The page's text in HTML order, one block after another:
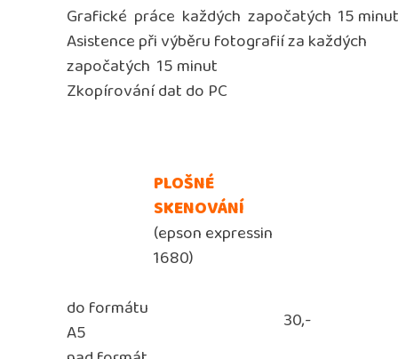
Grafické práce každých započatých 15 minut
Asistence při výběru fotografií za každých
započatých 15 minut
Zkopírování dat do PC
PLOŠNÉ
SKENOVÁNÍ
(epson expressin
1680)
do formátu
A5
30,-